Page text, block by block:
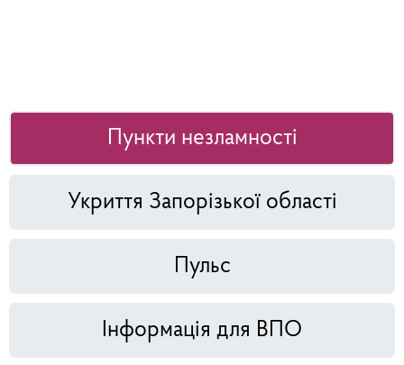
Пункти незламності
Укриття Запорізької області
Пульс
Інформація для ВПО